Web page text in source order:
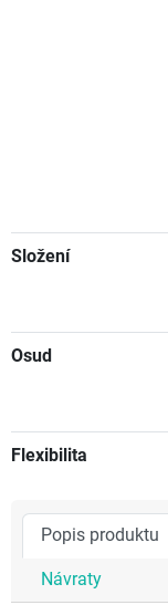
Složení
Osud
Flexibilita
Popis produktu
Návraty